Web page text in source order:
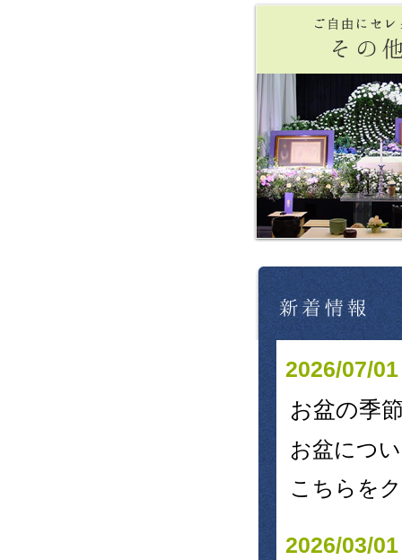
2026/07/01
お盆の季
お盆につ
こちらを
2026/03/01